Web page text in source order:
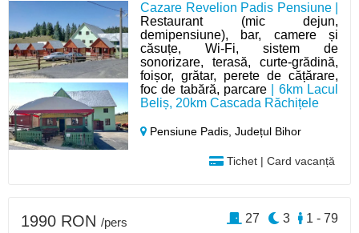
Cazare Revelion Padis Pensiune |
Restaurant (mic dejun,
demipensiune), bar, camere și
căsuțe, Wi-Fi, sistem de
sonorizare, terasă, curte-grădină,
foișor, grătar, perete de cățărare,
foc de tabără, parcare | 6km Lacul
Beliș, 20km Cascada Răchițele
Pensiune Padis,Județul Bihor
Tichet | Card vacanță
1990 RON /pers 1 - 79
3
27